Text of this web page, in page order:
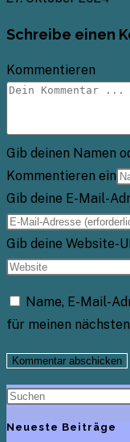
Schreibe einen
Kommentieren
Gib deinen Namen
Kommentieren ein
Gib deine E-Mail-
Gib deine Website-
Name, E-Mail-
für meinen
Neueste Beiträge